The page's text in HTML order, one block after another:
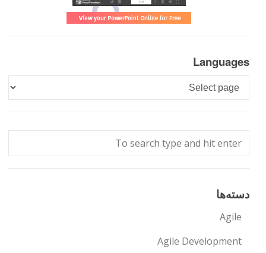
Languages
Languages
دسته‌ها
Agile
Agile Development